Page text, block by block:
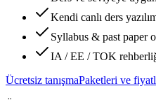
Kendi canlı ders
Syllabus & past paper
IA / EE / TOK
Ücretsiz tanışmaPaketleri ve